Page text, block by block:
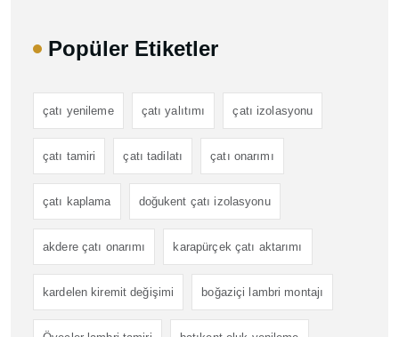
Popüler Etiketler
çatı yenileme çatı yalıtımı çatı izolasyonu
çatı tamiri çatı tadilatı çatı onarımı
çatı kaplama doğukent çatı izolasyonu
akdere çatı onarımı karapürçek çatı aktarımı
kardelen kiremit değişimi boğaziçi lambri montajı